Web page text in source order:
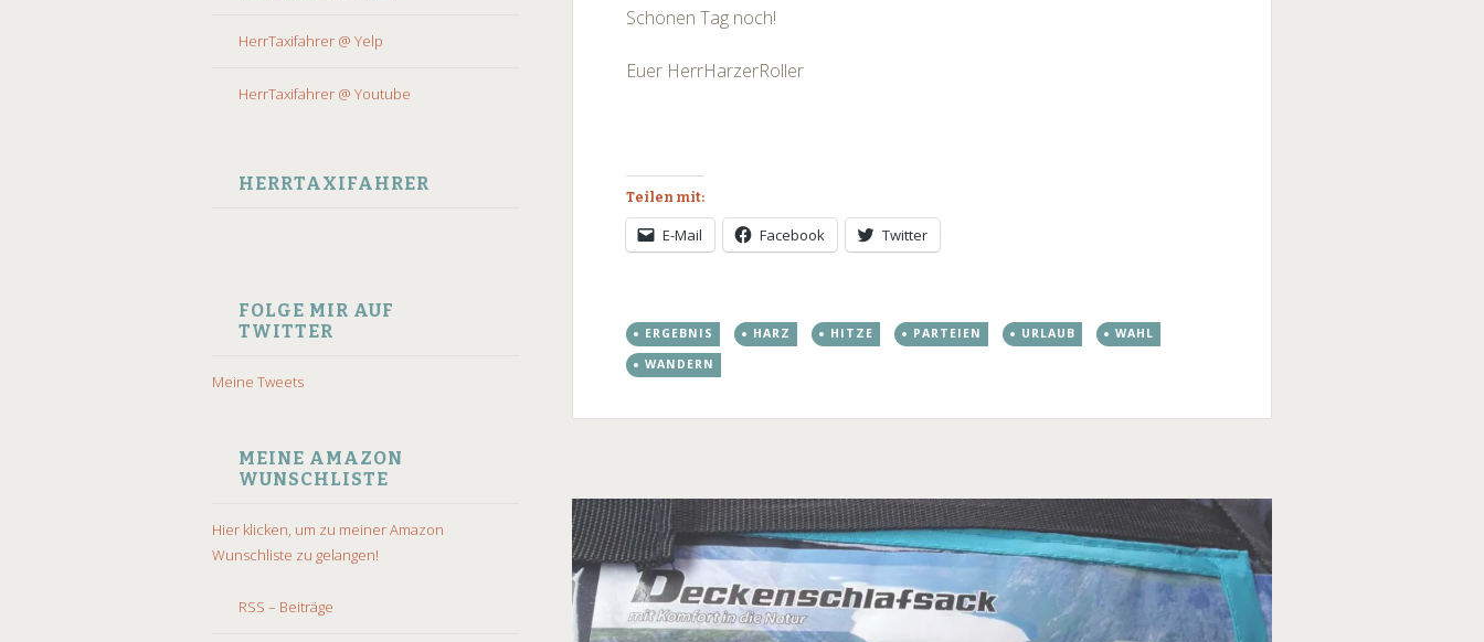
HerrTaxifahrer @ Yelp
HerrTaxifahrer @ Youtube
HERRTAXIFAHRER
FOLGE MIR AUF
TWITTER
Meine Tweets
MEINE AMAZON
WUNSCHLISTE
Hier klicken, um zu meiner Amazon
Wunschliste zu gelangen!
RSS – Beiträge
Schönen Tag noch!
Euer HerrHarzerRoller
Teilen mit:
E-Mail Facebook Twitter
ERGEBNIS HARZ HITZE PARTEIEN URLAUB
WAHL
WANDERN